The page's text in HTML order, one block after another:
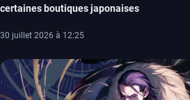
certaines boutiques japonaises
30 juillet 2026 à 12:25